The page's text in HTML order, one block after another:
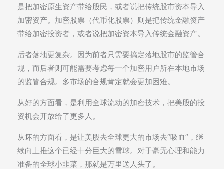
是把加密原生资产带给股民，或者说把传统股市资本导入
加密资产。加密股票（代币化股票）则是把传统金融资产
带给加密投资者，或者说把加密资本导入传统金融资产。
后者落地更复杂。因为前者只需要搞定落地股市的监管合
规，而后者则可能需要考虑每一个加密用户所在本地市场
的监管合规。多市场的合规肯定就会更加困难。
从好的方面看，是利用全球流动的加密技术，把美股的投
资机会开放给了更多人。
从坏的方面看，是让美股去全球更大的市场去“吸血”，继
续向上推这个已经十分巨大的雪球。对于毫无心理和能力
准备的全球小韭菜，那就是万里送人头了。